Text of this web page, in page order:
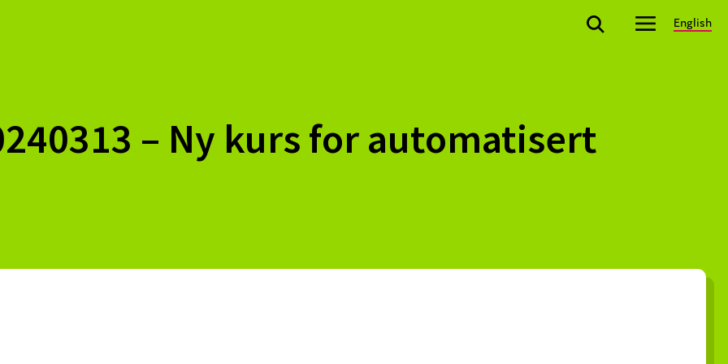
English
– Ny kurs for automatisert